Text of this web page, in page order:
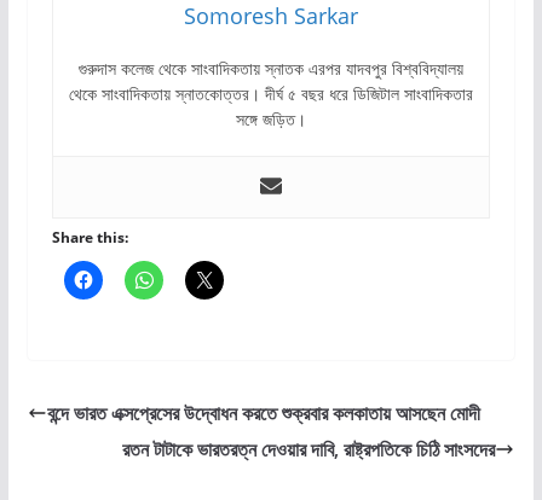
Somoresh Sarkar
গুরুদাস কলেজ থেকে সাংবাদিকতায় স্নাতক এরপর যাদবপুর বিশ্ববিদ্যালয়
থেকে সাংবাদিকতায় স্নাতকোত্তর। দীর্ঘ ৫ বছর ধরে ডিজিটাল সাংবাদিকতার
সঙ্গে জড়িত।
Share this:
বন্দে ভারত এক্সপ্রেসের উদ্বোধন করতে শুক্রবার কলকাতায় আসছেন মোদী
রতন টাটাকে ভারতরত্ন দেওয়ার দাবি, রাষ্ট্রপতিকে চিঠি সাংসদের